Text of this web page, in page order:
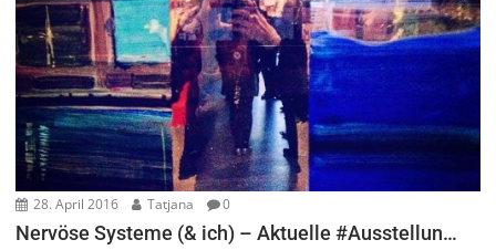
28. April 2016 Tatjana 0
Nervöse Systeme (& ich) – Aktuelle #Ausstellun…